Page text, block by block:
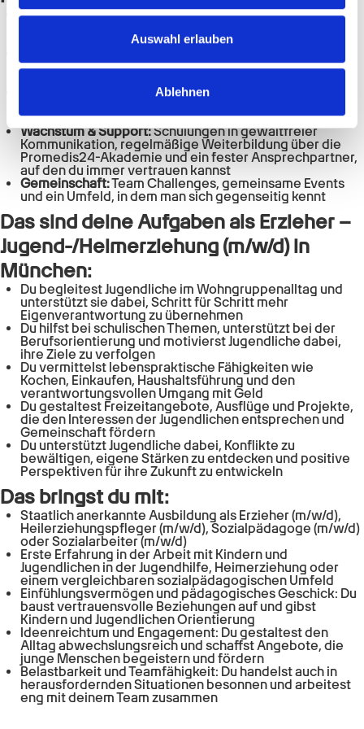
personalisieren, Funktionen für soziale Medien anbieten
zu können und die Zugriffe auf unsere Website zu
soziale Medien, Werbung und Analysen weiter. Unsere
Partner führen diese Informationen möglicherweise mit
weiteren Daten zusammen, die Sie ihnen bereitgestellt
haben oder die sie im Rahmen Ihrer Nutzung der Dienste
gesammelt haben.
Auswahl erlauben
Ablehnen
Gehalt & Extras:übertariflich nach GVP Tarifvertrag –
Fahrkostenzuschuss, ein faires Arbeitszeitkonto für all
Gesundheit & Ausgleich:Wellhub-Mitgliedschaft für
Stressprävention nach deinem Bedarf
Wachstum & Support:Schulungen in gewaltfreier
Kommunikation, regelmäßige Weiterbildung über die
Promedis24-Akademie und ein fester Ansprechpartner,
auf den du immer vertrauen kannst
Gemeinschaft:Team Challenges, gemeinsame Events
und ein Umfeld, in dem man sich gegenseitig kennt
Das sind deine Aufgaben als Erzieher –
Jugend-/Heimerziehung (m/w/d)in
München:
Du begleitest Jugendliche im Wohngruppenalltag und
unterstützt sie dabei, Schritt für Schritt mehr
Eigenverantwortung zu übernehmen
Du hilfst bei schulischen Themen, unterstützt bei der
Berufsorientierung und motivierst Jugendliche dabei,
ihre Ziele zu verfolgen
Du vermittelst lebenspraktische Fähigkeiten wie
Kochen, Einkaufen, Haushaltsführung und den
verantwortungsvollen Umgang mit Geld
Du gestaltest Freizeitangebote, Ausflüge und Projekte,
die den Interessen der Jugendlichen entsprechen und
Gemeinschaft fördern
Du unterstützt Jugendliche dabei, Konflikte zu
bewältigen, eigene Stärken zu entdecken und positive
Perspektiven für ihre Zukunft zu entwickeln
Das bringst du mit:
Staatlich anerkannte Ausbildung als Erzieher (m/w/d),
Heilerziehungspfleger (m/w/d), Sozialpädagoge (m/w/d)
oder Sozialarbeiter (m/w/d)
Erste Erfahrung in der Arbeit mit Kindern und
Jugendlichen in der Jugendhilfe, Heimerziehung oder
einem vergleichbaren sozialpädagogischen Umfeld
Einfühlungsvermögen und pädagogisches Geschick: Du
baust vertrauensvolle Beziehungen auf und gibst
Kindern und Jugendlichen Orientierung
Ideenreichtum und Engagement: Du gestaltest den
Alltag abwechslungsreich und schaffst Angebote, die
junge Menschen begeistern und fördern
Belastbarkeit und Teamfähigkeit: Du handelst auch in
herausfordernden Situationen besonnen und arbeitest
eng mit deinem Team zusammen